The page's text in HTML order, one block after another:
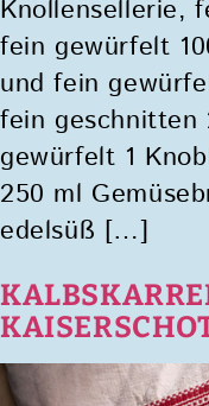
Knollensellerie,
fein gewürfelt
und fein
fein geschnitten
gewürfelt 1
250 ml
edelsüß […]